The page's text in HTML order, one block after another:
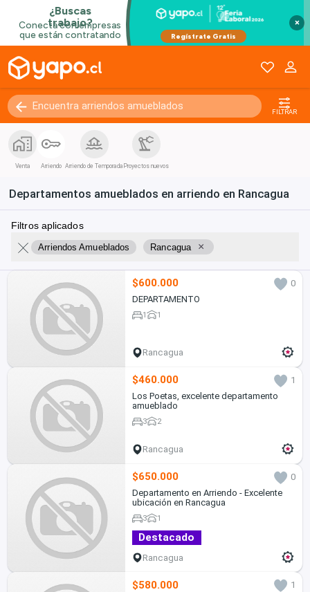
×
FILTRAR
Venta Arriendo Arriendo de Temporada Proyectos nuevos
Departamentos amueblados en arriendo en Rancagua
Filtros aplicados
Arriendos Amueblados Rancagua ×
$600.000
0
DEPARTAMENTO
1 1
Rancagua
$460.000
1
Los Poetas, excelente departamento
amueblado
3 2
Rancagua
$650.000
0
Departamento en Arriendo - Excelente
ubicación en Rancagua
3 1
Destacado
Rancagua
$580.000 1